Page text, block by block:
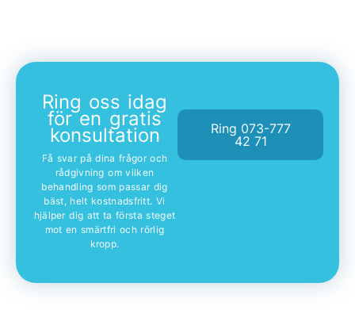
Ring oss idag
för en gratis
konsultation
Få svar på dina frågor och
rådgivning om vilken
behandling som passar dig
bäst, helt kostnadsfritt. Vi
hjälper dig att ta första steget
mot en smärtfri och rörlig
kropp.
Ring 073-777
42 71